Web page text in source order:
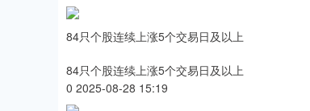
84只个股连续上涨5个交易日及以上
84只个股连续上涨5个交易日及以上
0 2025-08-28 15:19